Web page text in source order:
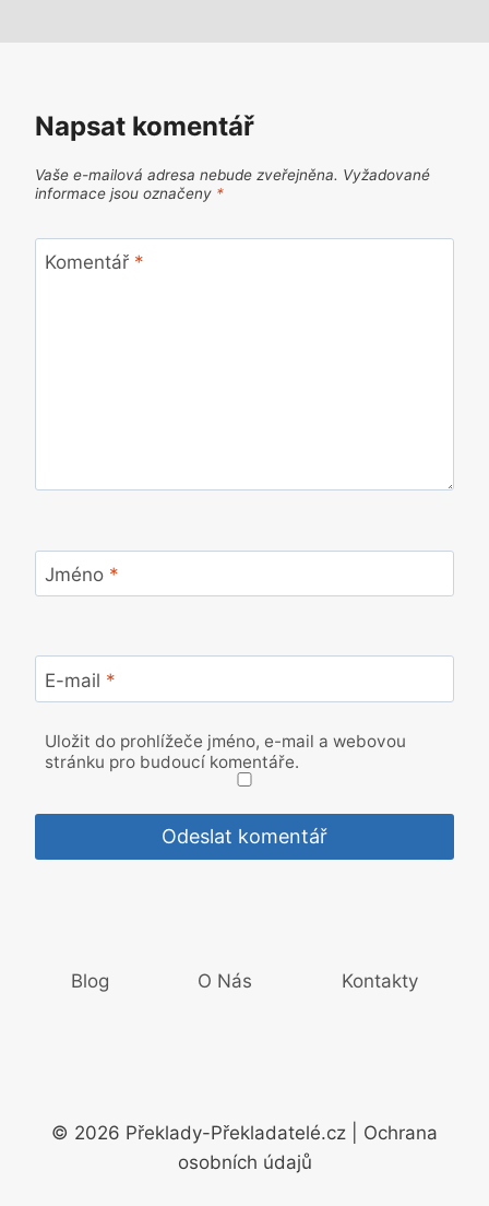
Napsat komentář
Vaše e-mailová adresa nebude zveřejněna. Vyžadované
informace jsou označeny *
Komentář *
Jméno *
E-mail *
Uložit do prohlížeče jméno, e-mail a webovou
stránku pro budoucí komentáře.
Blog O Nás Kontakty
© 2026 Překlady-Překladatelé.cz | Ochrana
osobních údajů